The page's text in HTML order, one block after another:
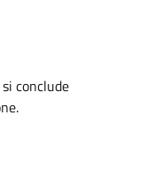
conclude